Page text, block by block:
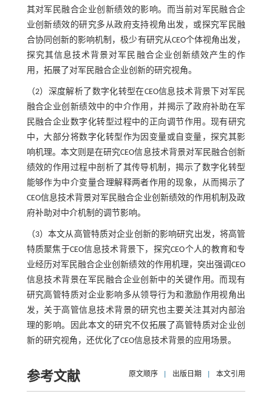
其对军民融合企业创新绩效的影响。而当前对军民融合企
业创新绩效的研究多从政府支持视角出发，或探究军民融
合协同创新的影响机制，极少有研究从CEO个体视角出发，
探究其信息技术背景对军民融合企业创新绩效产生的作
用，拓展了对军民融合企业创新的研究视角。
（2）深度解析了数字化转型在CEO信息技术背景下对军民
融合企业创新绩效中的中介作用，并揭示了政府补助在军
民融合企业数字化转型过程中的正向调节作用。现有研究
中，大部分将数字化转型作为因变量或自变量，探究其影
响机理。本文则是在研究CEO信息技术背景对军民融合创新
绩效的作用过程中剖析了其传导机制，揭示了数字化转型
能够作为中介变量合理解释两者作用的现象，从而揭示了
CEO信息技术背景对军民融合企业创新绩效的作用机制及政
府补助对中介机制的调节影响。
（3）本文从高管特质对企业创新的影响研究出发，将高管
特质聚焦于CEO信息技术背景下，探究CEO个人的教育和专
业经历对军民融合企业创新绩效的作用机理，突出强调CEO
信息技术背景在军民融合企业创新中的关键作用。而现有
研究高管特质对企业影响多从领导行为和激励作用视角出
发，关于高管信息技术背景的研究也主要关注其对内部治
理的影响。因此本文的研究不仅拓展了高管特质对企业创
新的研究视角，还优化了CEO信息技术背景的应用场景。
参考文献 原文顺序 出版日期 本文引用